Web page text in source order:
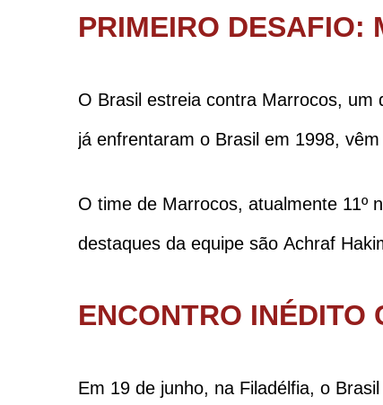
PRIMEIRO DESAFIO:
O Brasil estreia contra Marrocos, um
já enfrentaram o Brasil em 1998,
O time de Marrocos, atualmente 11º
destaques da equipe são Achraf
ENCONTRO INÉDITO
Em 19 de junho, na Filadélfia, o